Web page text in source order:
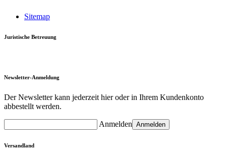
Sitemap
Juristische Betreuung
Newsletter-Anmeldung
Der Newsletter kann jederzeit hier oder in Ihrem Kundenkonto
abbestellt werden.
Anmelden Anmelden
Versandland